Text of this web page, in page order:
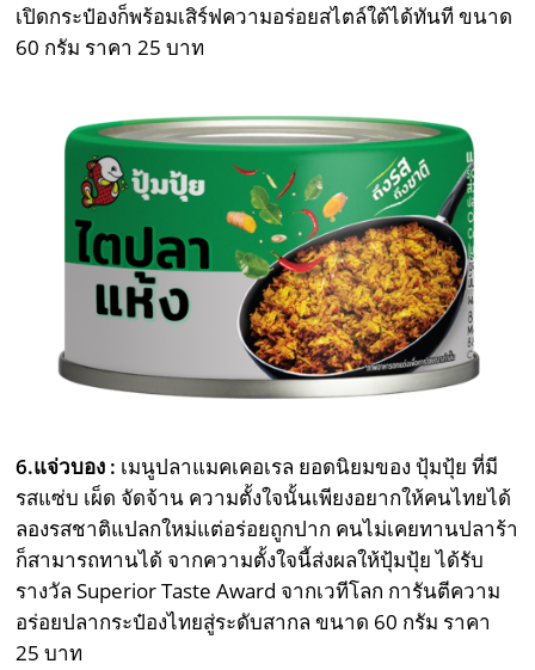
เปิดกระป๋องก็พร้อมเสิร์ฟความอร่อยสไตล์ใต้ได้ทันที ขนาด
60 กรัม ราคา 25 บาท
6.แจ่วบอง : เมนูปลาแมคเคอเรล ยอดนิยมของ ปุ้มปุ้ย ที่มี
รสแซ่บ เผ็ด จัดจ้าน ความตั้งใจนั้นเพียงอยากให้คนไทยได้
ลองรสชาติแปลกใหม่แต่อร่อยถูกปาก คนไม่เคยทานปลาร้า
ก็สามารถทานได้ จากความตั้งใจนี้ส่งผลให้ปุ้มปุ้ย ได้รับ
รางวัล Superior Taste Award จากเวทีโลก การันตีความ
อร่อยปลากระป๋องไทยสู่ระดับสากล ขนาด 60 กรัม ราคา
25 บาท